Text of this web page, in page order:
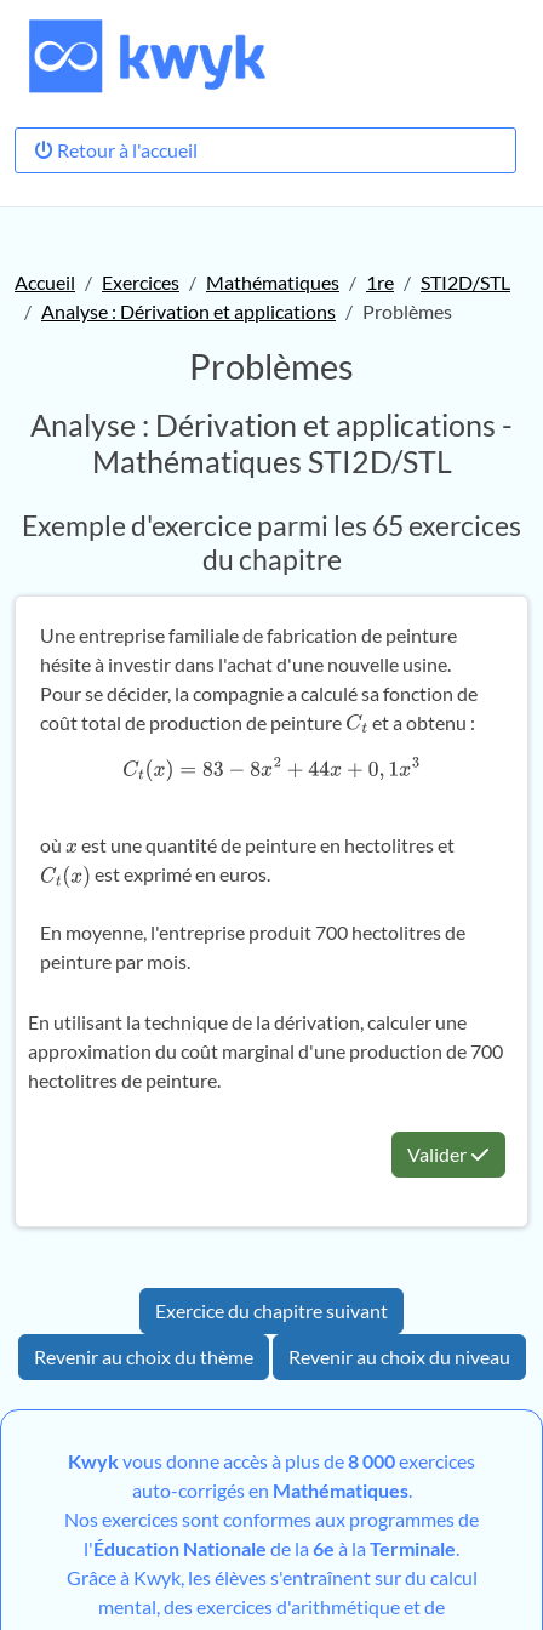
Retour à l'accueil
Accueil Exercices Mathématiques 1re
STI2D/STL
Analyse : Dérivation et applications
Problèmes
Problèmes
Analyse : Dérivation et applications -
Mathématiques STI2D/STL
Exemple d'exercice parmi les 65 exercices
du chapitre
Une entreprise familiale de fabrication de peinture
hésite à investir dans l'achat d'une nouvelle usine.
Pour se décider, la compagnie a calculé sa fonction de
coût total de production de peinture Ct et a obtenu :
C t(x )=83− 8x2+44x+0 1x 3
où x est une quantité de peinture en hectolitres et
Ct(x) est exprimé en euros.
En moyenne, l'entreprise produit 700 hectolitres de
peinture par mois.
En utilisant la technique de la dérivation, calculer une
approximation du coût marginal d'une production de 700
hectolitres de peinture.
Valider
Exercice du chapitre suivant
Revenir au choix du thème
Revenir au choix du niveau
Kwykvous donne accès à plus de8 000exercices
auto-corrigés en Mathématiques.
Nos exercices sont conformes aux programmes de
l'Éducation Nationale de la 6e à la Terminale.
Grâce à Kwyk, les élèves s'entraînent sur du calcul
mental, des exercices d'arithmétique et de